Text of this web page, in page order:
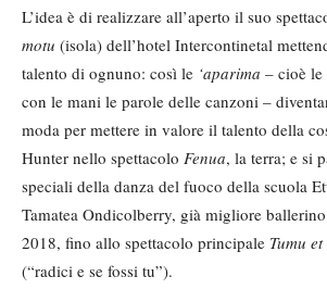
L’idea è di realizzare all’aperto il suo
motu (isola) dell’hotel Intercontinetal
talento di ognuno: così le ‘aparima – cioè le
con le mani le parole delle canzoni –
moda per mettere in valore il talento della
Hunter nello spettacolo Fenua, la terra; e si
speciali della danza del fuoco della scuola
Tamatea Ondicolberry, già migliore
2018, fino allo spettacolo principale Tumu
(“radici e se fossi tu”).